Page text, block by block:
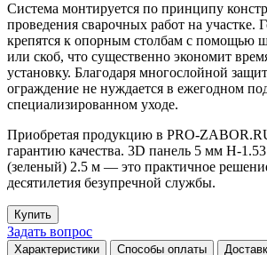
Система монтируется по принципу
проведения сварочных работ на участке.
крепятся к опорным столбам с помощью
или скоб, что существенно экономит
установку. Благодаря многослойной
ограждение не нуждается в ежегодном
специализированном уходе.
Приобретая продукцию в PRO-
гарантию качества. 3D панель 5 мм Н-
(зеленый) 2.5 м — это практичное
десятилетия безупречной службы.
Купить
Задать вопрос
Характеристики Способы оплаты